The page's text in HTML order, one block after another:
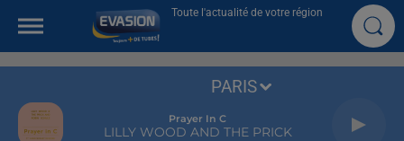
Toute l'actualité de votre région
Prayer In C
LILLY WOOD AND THE PRICK
PARIS